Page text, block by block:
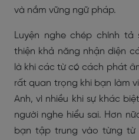
và nắm vững ngữ pháp.
Luyện nghe chép chính
thiện khả năng nhận diện
là khi các từ có cách phát
rất quan trọng khi bạn làm
Anh, vì nhiều khi sự khác
người nghe hiểu sai. Hơn
bạn tập trung vào từng từ